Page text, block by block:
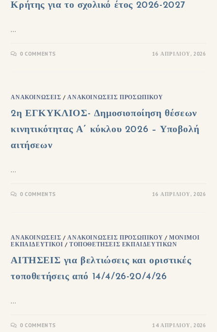
Κρήτης για το σχολικό έτος 2026-2027
…
0 COMMENTS 16 ΑΠΡΙΛΊΟΥ, 2026
ΑΝΑΚΟΙΝΏΣΕΙΣ /ΑΝΑΚΟΙΝΏΣΕΙΣ ΠΡΟΣΩΠΙΚΟΎ
2η ΕΓΚΥΚΛΙΟΣ- Δημοσιοποίηση θέσεων
κινητικότητας Α΄ κύκλου 2026 – Υποβολή
αιτήσεων
…
0 COMMENTS 16 ΑΠΡΙΛΊΟΥ, 2026
ΑΝΑΚΟΙΝΏΣΕΙΣ /ΑΝΑΚΟΙΝΏΣΕΙΣ ΠΡΟΣΩΠΙΚΟΎ /ΜΌΝΙΜΟΙ
ΕΚΠΑΙΔΕΥΤΙΚΟΊ /ΤΟΠΟΘΕΤΉΣΕΙΣ ΕΚΠΑΙΔΕΥΤΙΚΏΝ
ΑΙΤΗΣΕΙΣ για βελτιώσεις και οριστικές
τοποθετήσεις από 14/4/26-20/4/26
…
0 COMMENTS 14 ΑΠΡΙΛΊΟΥ, 2026